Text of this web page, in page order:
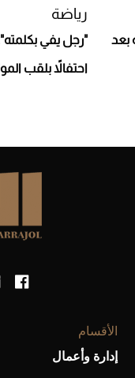
بعد
رياضة
"رجل يفي
احتفالاً بلقب
الأقسام
إدارة وأعمال